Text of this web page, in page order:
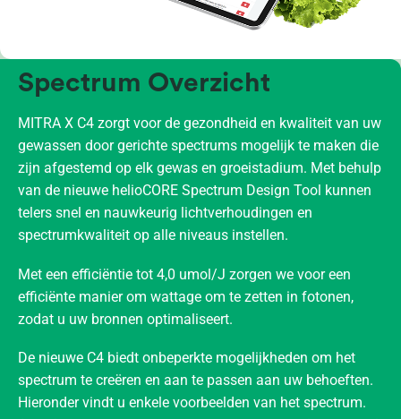
Spectrum Overzicht
MITRA X C4 zorgt voor de gezondheid en kwaliteit van uw
gewassen door gerichte spectrums mogelijk te maken die
zijn afgestemd op elk gewas en groeistadium. Met behulp
van de nieuwe helioCORE Spectrum Design Tool kunnen
telers snel en nauwkeurig lichtverhoudingen en
spectrumkwaliteit op alle niveaus instellen.
Met een efficiëntie tot 4,0 umol/J zorgen we voor een
efficiënte manier om wattage om te zetten in fotonen,
zodat u uw bronnen optimaliseert.
De nieuwe C4 biedt onbeperkte mogelijkheden om het
spectrum te creëren en aan te passen aan uw behoeften.
Hieronder vindt u enkele voorbeelden van het spectrum.